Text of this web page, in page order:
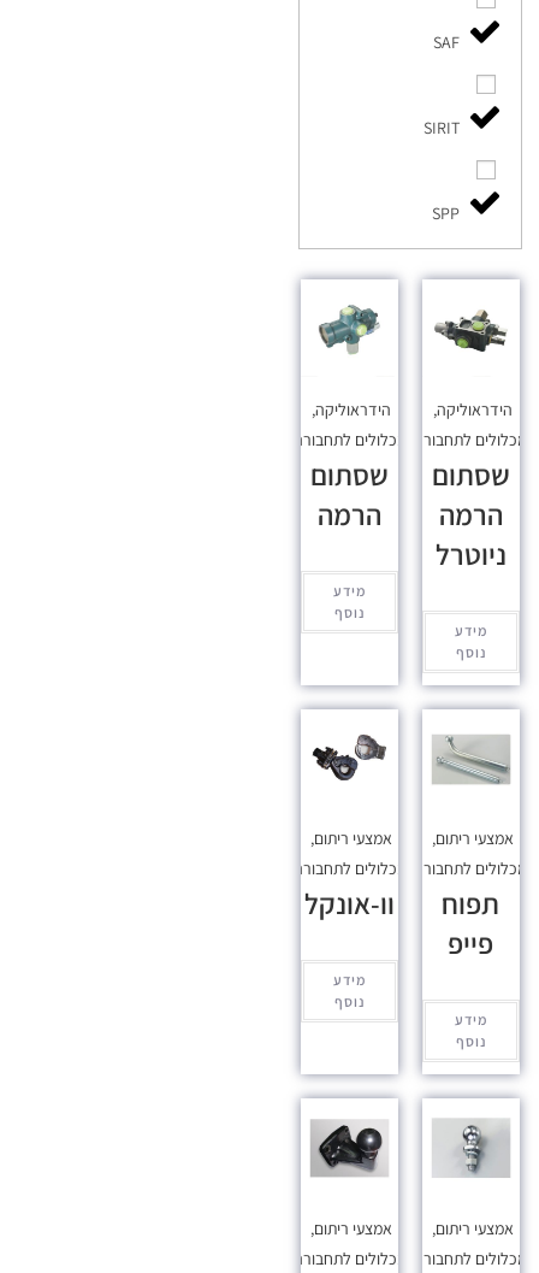
SAF
SIRIT
SPP
הידראוליקה,
מכלולים לתחבורה
שסתום
הרמה
ניוטרל
מידע
נוסף
הידראוליקה,
מכלולים לתחבורה
שסתום
הרמה
מידע
נוסף
אמצעי ריתום,
מכלולים לתחבורה
תפוח
פייפ
מידע
נוסף
אמצעי ריתום,
מכלולים לתחבורה
וו-אונקל
מידע
נוסף
אמצעי ריתום,
מכלולים לתחבורה
אמצעי ריתום,
מכלולים לתחבורה